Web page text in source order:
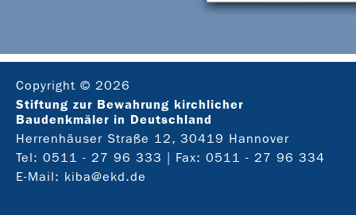
Copyright © 2026
Stiftung zur Bewahrung kirchlicher
Baudenkmäler in Deutschland
Herrenhäuser Straße 12, 30419 Hannover
Tel: 0511 - 27 96 333
| Fax: 0511 - 27 96 334
E-Mail: kiba@ekd.de